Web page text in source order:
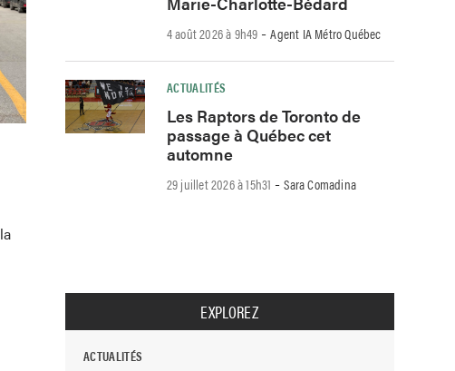
4 août 2026 à 9h49 -Agent IA Métro Québec
ACTUALITÉS
Les Raptors de Toronto de
passage à Québec cet
automne
29 juillet 2026 à 15h31 -Sara Comadina
EXPLOREZ
ACTUALITÉS